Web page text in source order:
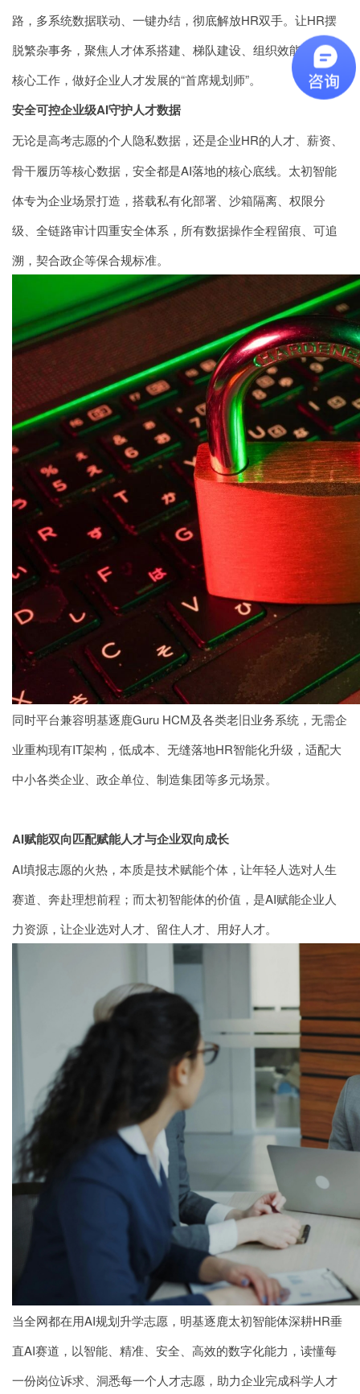
路，多系统数据联动、一键办结，彻底解放HR双手。让HR摆
脱繁杂事务，聚焦人才体系搭建、梯队建设、组织效能提升等
核心工作，做好企业人才发展的“首席规划师”。
安全可控企业级AI守护人才数据
无论是高考志愿的个人隐私数据，还是企业HR的人才、薪资、
骨干履历等核心数据，安全都是AI落地的核心底线。 太初智能
体专为企业场景打造，搭载私有化部署、沙箱隔离、权限分
级、全链路审计四重安全体系，所有数据操作全程留痕、可追
溯，契合政企等保合规标准。
同时平台兼容明基逐鹿Guru HCM及各类老旧业务系统，无需企
业重构现有IT架构，低成本、无缝落地HR智能化升级，适配大
中小各类企业、政企单位、制造集团等多元场景。
AI赋能双向匹配赋能人才与企业双向成长
AI填报志愿的火热，本质是技术赋能个体，让年轻人选对人生
赛道、奔赴理想前程；而太初智能体的价值，是AI赋能企业人
力资源，让企业选对人才、留住人才、用好人才。
当全网都在用AI规划升学志愿，明基逐鹿太初智能体深耕HR垂
直AI赛道，以智能、精准、安全、高效的数字化能力，读懂每
一份岗位诉求、洞悉每一个人才志愿，助力企业完成科学人才